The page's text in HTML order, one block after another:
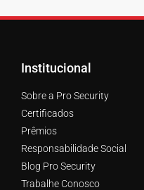
Institucional
Sobre a Pro Security
Certificados
Prêmios
Responsabilidade Social
Blog Pro Security
Trabalhe Conosco